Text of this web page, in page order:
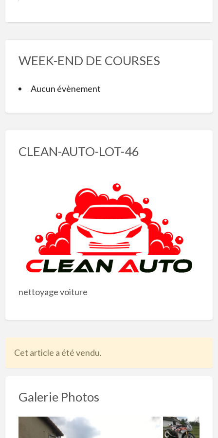
WEEK-END DE COURSES
Aucun évènement
CLEAN-AUTO-LOT-46
nettoyage voiture
Cet article a été vendu.
Galerie Photos